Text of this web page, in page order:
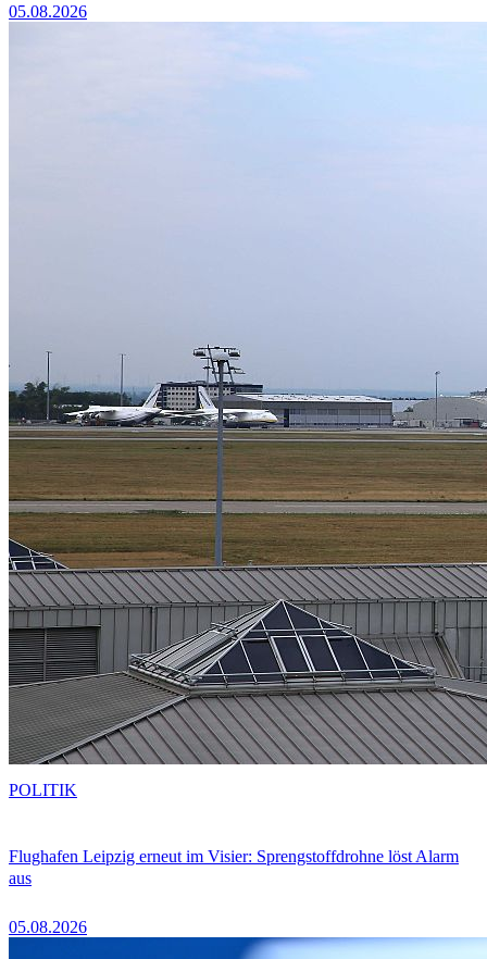
05.08.2026
Flughafen Leipzig erneut im Visier: Sprengstoffdrohne löst Alarm
aus
05.08.2026
POLITIK